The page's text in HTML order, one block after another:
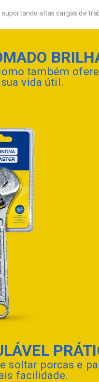
altas cargas de
também
vida útil.
soltar porcas e
facilidade.